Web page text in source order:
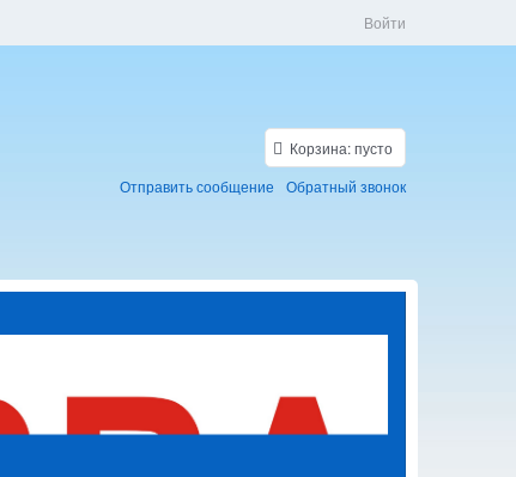
Войти
Корзина:пусто
Отправить сообщение
Обратный звонок